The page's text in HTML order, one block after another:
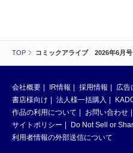
TOP コミックアライブ 2026年6月
会社概要 IR情報 採用情報 広告
書店様向け
法人様一括購入
作品の利用について
お問い合わせ
サイトポリシー
Do Not Sell or
利用者情報の外部送信について